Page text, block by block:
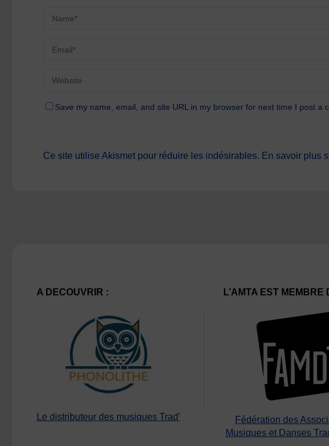
Save my name, email, and site URL in my browser for next time I post a
Ce site utilise Akismet pour réduire les indésirables. En savoir plus
A DECOUVRIR :
Le distributeur des musiques Trad'
L’AMTA EST MEMBRE
Fédération des
Musiques et Danses